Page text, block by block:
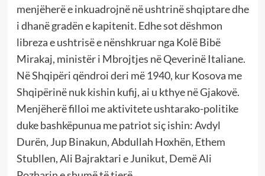
menjëherë e inkuadrojnë në ushtrinë shqiptare dhe
i dhanë gradën e kapitenit. Edhe sot dëshmon
libreza e ushtrisë e nënshkruar nga Kolë Bibë
Mirakaj, ministër i Mbrojtjes në Qeverinë Italiane.
Në Shqipëri qëndroi deri më 1940, kur Kosova me
Shqipërinë nuk kishin kufij, ai u kthye në Gjakovë.
Menjëherë filloi me aktivitete ushtarako-politike
duke bashkëpunua me patriot siç ishin: Avdyl
Durën, Jup Binakun, Abdullah Hoxhën, Ethem
Stubllen, Ali Bajraktari e Junikut, Demë Ali